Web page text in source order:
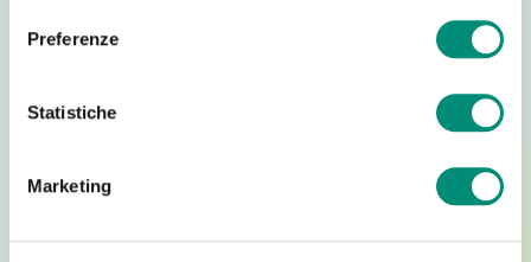
Preferenze
Statistiche
Marketing
inoltre insinuerà non poco Apple, dominando la scena e
IDC parla di una piattaforma di terza generazione con
a Service) a PaaS (Platform as a Service). Alla guida
troveremo Amazon che offrirà alti numeri di PaaS
7. SOCIAL